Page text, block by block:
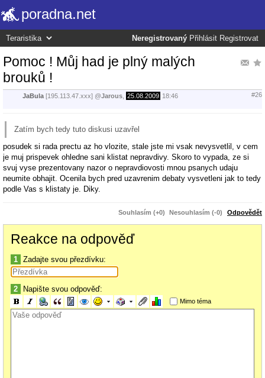
poradna.net
Neregistrovaný Přihlásit Registrovat
Pomoc ! Můj had je plný malých
brouků !
JaBula [195.113.47.xxx] @Jarous 25.08.2009 18:46 #26
Zatím bych tedy tuto diskusi uzavřel
posudek si rada prectu az ho vlozite, stale jste mi vsak nevysvetlil, v cem
je muj prispevek ohledne sani klistat nepravdivy. Skoro to vypada, ze si
svuj vyse prezentovany nazor o nepravdiovosti mnou psanych udaju
neumite obhajit. Ocenila bych pred uzavrenim debaty vysvetleni jak to tedy
podle Vas s klistaty je. Diky.
Souhlasím (+0) Nesouhlasím (-0) Odpovědět
Reakce na odpověď
1 Zadajte svou přezdívku:
2 Napište svou odpověď:
Mimo téma